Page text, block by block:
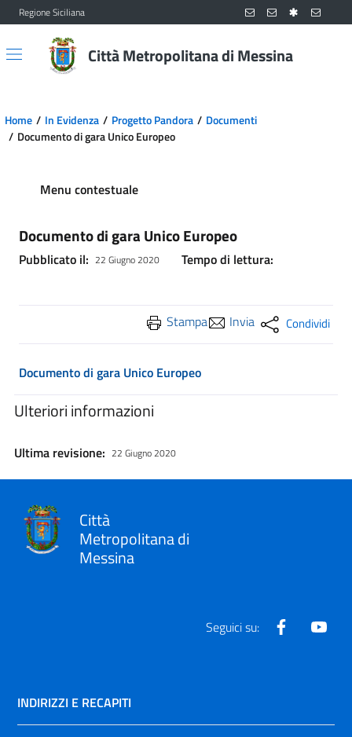
Vai al contenuto principale
Vai al menu principale
Regione Siciliana
Città Metropolitana di Messina
Home In Evidenza Progetto Pandora
Documenti
Documento di gara Unico Europeo
Menu contestuale
Documento di gara Unico Europeo
Pubblicato il: 22 Giugno 2020 Tempo di lettura:
Stampa Invia Condividi
Documento di gara Unico Europeo
Ulteriori informazioni
Ultima revisione: 22 Giugno 2020
Città
Metropolitana di
Messina
Seguici su: Facebook
INDIRIZZI E RECAPITI